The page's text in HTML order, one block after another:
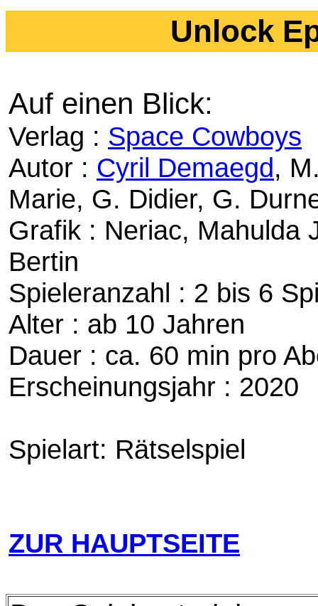
Unlock
Auf einen Blick:
Verlag : Space Cowboys
Autor : Cyril Demaegd,
Marie, G. Didier, G.
Grafik : Neriac, Mahulda
Bertin
Spieleranzahl : 2 bis 6
Alter : ab 10 Jahren
Dauer : ca. 60 min pro
Erscheinungsjahr : 2020
Spielart: Rätselspiel
ZUR HAUPTSEITE